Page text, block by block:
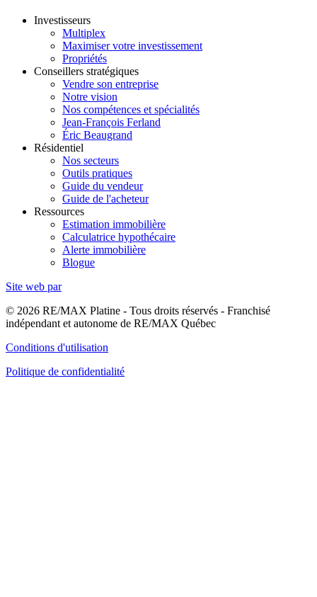
Investisseurs
Multiplex
Maximiser votre investissement
Propriétés
Conseillers stratégiques
Vendre son entreprise
Notre vision
Nos compétences et spécialités
Jean-François Ferland
Éric Beaugrand
Résidentiel
Nos secteurs
Outils pratiques
Guide du vendeur
Guide de l'acheteur
Ressources
Estimation immobilière
Calculatrice hypothécaire
Alerte immobilière
Blogue
Site web par
© 2026 RE/MAX Platine - Tous droits réservés - Franchisé
indépendant et autonome de RE/MAX Québec
Conditions d'utilisation
Politique de confidentialité